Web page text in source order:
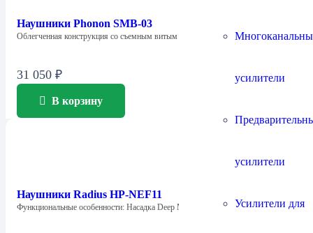
усилители
усилители
Усилители для
Наушники Phonon SMB-03
Облегченная конструкция со съемным витым шнуром…
31 050 ₽
В корзину
Наушники Radius HP-NEF11
Функциональные особенности: Насадка Deep Mount, обеспечивающая…